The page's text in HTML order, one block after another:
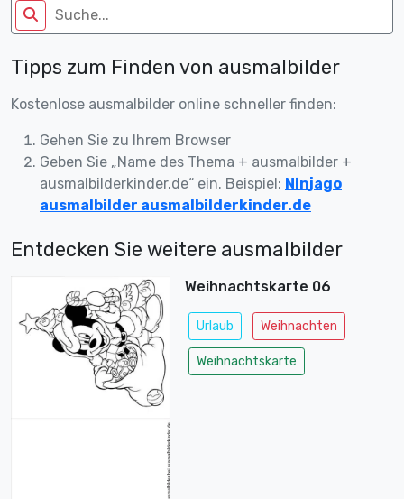
Tipps zum Finden von ausmalbilder
Kostenlose ausmalbilder online schneller finden:
Gehen Sie zu Ihrem Browser
Geben Sie „Name des Thema + ausmalbilder +
ausmalbilderkinder.de“ ein. Beispiel: Ninjago
ausmalbilder ausmalbilderkinder.de
Entdecken Sie weitere ausmalbilder
Weihnachtskarte 06
Urlaub Weihnachten
Weihnachtskarte